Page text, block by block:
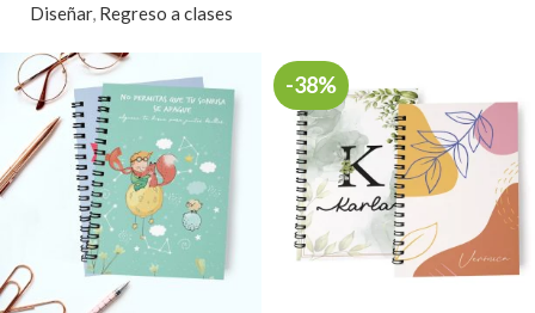
Diseñar, Regreso a clases
-38%